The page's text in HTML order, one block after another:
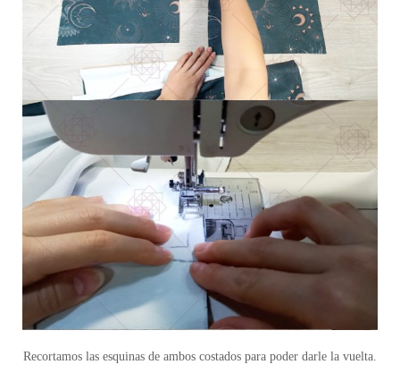
Recortamos las esquinas de ambos costados para poder darle la vuelta.